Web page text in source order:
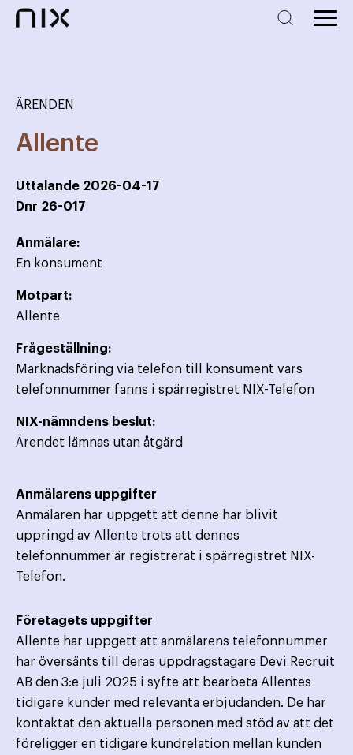
ÄRENDEN
Allente
Uttalande 2026-04-17
Dnr 26-017
Anmälare:
En konsument
Motpart:
Allente
Frågeställning:
Marknadsföring via telefon till konsument vars
telefonnummer fanns i spärregistret NIX-Telefon
NIX-nämndens beslut:
Ärendet lämnas utan åtgärd
Anmälarens uppgifter
Anmälaren har uppgett att denne har blivit
uppringd av Allente trots att dennes
telefonnummer är registrerat i spärregistret NIX-
Telefon.
Företagets uppgifter
Allente har uppgett att anmälarens telefonnummer
har översänts till deras uppdragstagare Devi Recruit
AB den 3:e juli 2025 i syfte att bearbeta Allentes
tidigare kunder med relevanta erbjudanden. De har
kontaktat den aktuella personen med stöd av att det
föreligger en tidigare kundrelation mellan kunden